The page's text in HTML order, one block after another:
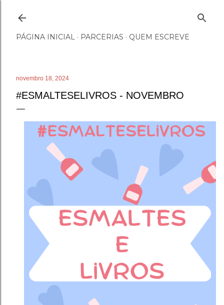
PÁGINA INICIAL PARCERIAS QUEM ESCREVE
novembro 18, 2024
#ESMALTESELIVROS - NOVEMBRO